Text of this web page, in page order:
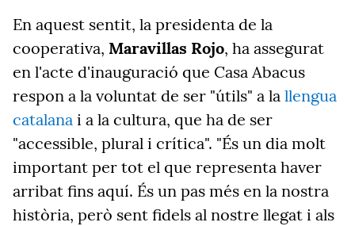
En aquest sentit, la presidenta de la
cooperativa, Maravillas Rojo, ha assegurat
en l'acte d'inauguració que Casa Abacus
respon a la voluntat de ser "útils" a la llengua
catalana i a la cultura, que ha de ser
"accessible, plural i crítica". "És un dia molt
important per tot el que representa haver
arribat fins aquí. És un pas més en la nostra
història, però sent fidels al nostre llegat i als